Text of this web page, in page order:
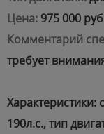
Цена: 975 000
Комментарий
требует
190л.с., тип